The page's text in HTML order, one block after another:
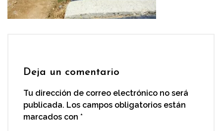
Deja un comentario
Tu dirección de correo electrónico no será
publicada. Los campos obligatorios están
marcados con *